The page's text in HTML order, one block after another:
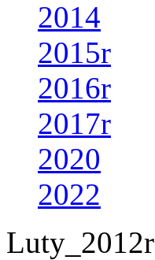
2014
2015r
2016r
2017r
2020
2022
Luty_2012r